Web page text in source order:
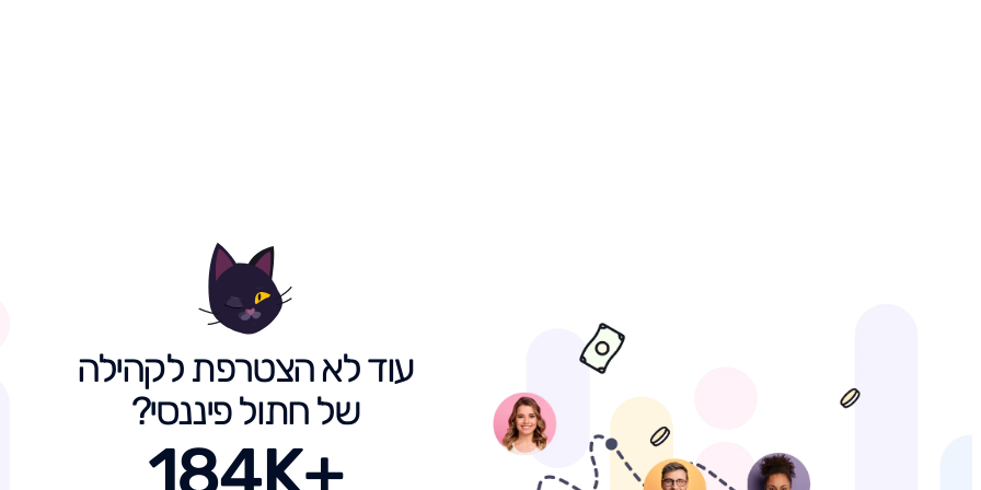
עוד לא הצטרפת לקהילה
של חתול פיננסי?
184K+